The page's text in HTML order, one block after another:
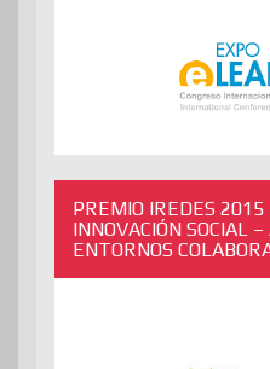
PREMIO IREDES
INNOVACIÓN SOCIAL
ENTORNOS